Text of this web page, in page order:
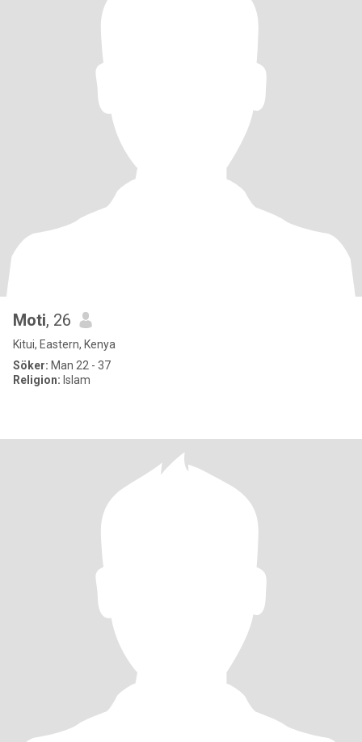
Moti, 26
Kitui, Eastern, Kenya
Söker: Man 22 - 37
Religion: Islam